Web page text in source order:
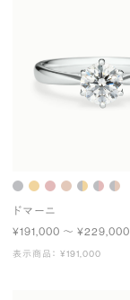
ドマーニ
¥191,000 〜 ¥229,000
表示商品： ¥191,000